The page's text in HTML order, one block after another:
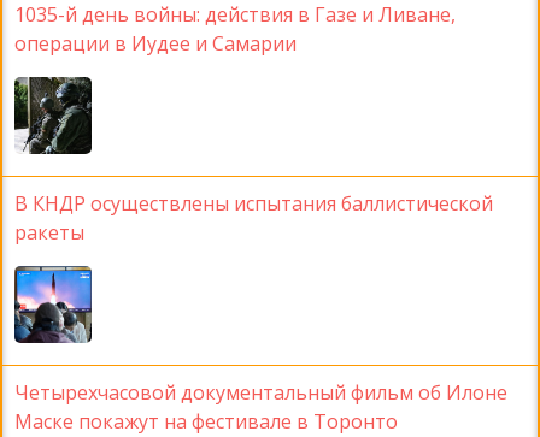
1035-й день войны: действия в Газе и Ливане,
операции в Иудее и Самарии
В КНДР осуществлены испытания баллистической
ракеты
Четырехчасовой документальный фильм об Илоне
Маске покажут на фестивале в Торонто